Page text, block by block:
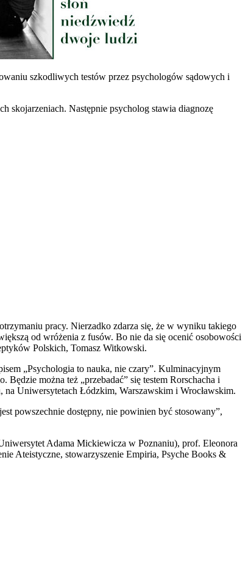
szkodliwych testów przez psychologów sądowych i
skojarzeniach. Następnie psycholog stawia diagnozę
pracy. Nierzadko zdarza się, że w wyniku takiego
od wróżenia z fusów. Bo nie da się ocenić osobowości
Polskich, Tomasz Witkowski.
„Psychologia to nauka, nie czary”. Kulminacyjnym
można też „przebadać” się testem Rorschacha i
Uniwersytetach Łódzkim, Warszawskim i Wrocławskim.
powszechnie dostępny, nie powinien być stosowany”,
Adama Mickiewicza w Poznaniu), prof. Eleonora
Ateistyczne, stowarzyszenie Empiria, Psyche Books &